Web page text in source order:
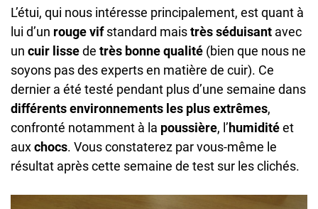
L’étui, qui nous intéresse principalement, est quant à
lui d’un rouge vifstandard maistrès séduisant avec
un cuir lissede très bonne qualité (bien que nous ne
soyons pas des experts en matière de cuir). Ce
dernier a été testé pendant plus d’une semaine dans
différents environnements les plus extrêmes,
confronté notamment à la poussière, l’humiditéet
auxchocs. Vous constaterez par vous-même le
résultat après cette semaine de test sur les clichés.